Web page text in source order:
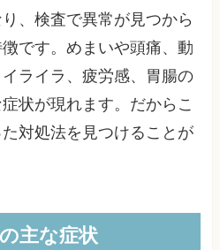
、検査で異常が見つから
です。めまいや頭痛、動
ライラ、疲労感、胃腸の
状が現れます。だからこ
対処法を見つけることが
主な症状